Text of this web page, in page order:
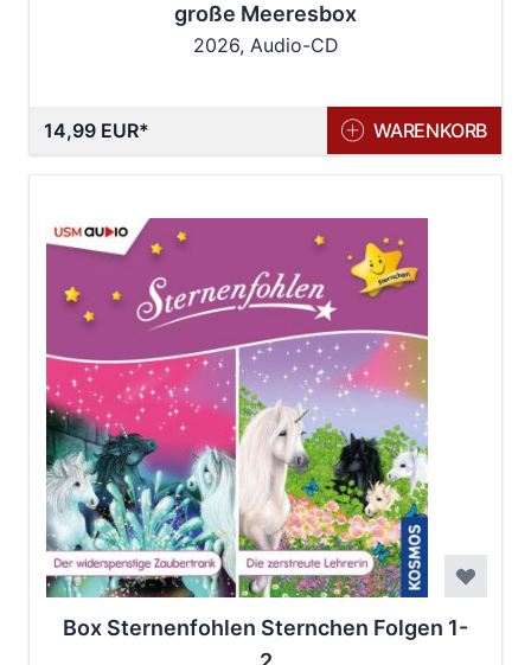
große Meeresbox
2026, Audio-CD
14,99 EUR WARENKORB
Box Sternenfohlen Sternchen Folgen 1-